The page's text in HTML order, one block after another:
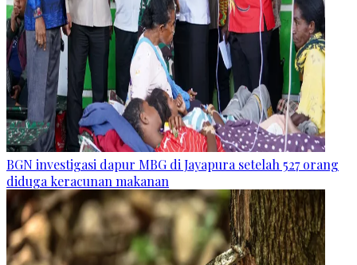
BGN investigasi dapur MBG di Jayapura setelah 527 orang
diduga keracunan makanan